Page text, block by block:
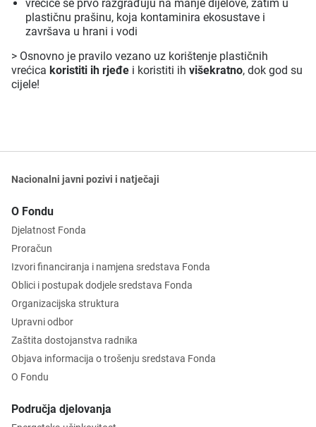
vrećice se prvo razgrađuju na manje dijelove, zatim u
plastičnu prašinu, koja kontaminira ekosustave i
završava u hrani i vodi
> Osnovno je pravilo vezano uz korištenje plastičnih
vrećica koristiti ih rjeđe i koristiti ih višekratno, dok god su
cijele!
Nacionalni javni pozivi i natječaji
O Fondu
Djelatnost Fonda
Proračun
Izvori financiranja i namjena sredstava Fonda
Oblici i postupak dodjele sredstava Fonda
Organizacijska struktura
Upravni odbor
Zaštita dostojanstva radnika
Objava informacija o trošenju sredstava Fonda
O Fondu
Područja djelovanja